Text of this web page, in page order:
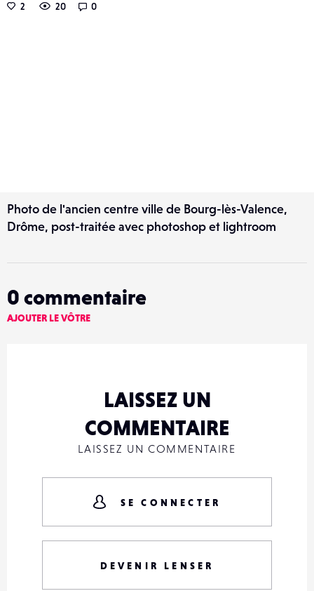
2 20 0
Photo de l'ancien centre ville de Bourg-lès-Valence,
Drôme, post-traitée avec photoshop et lightroom
0 commentaire
AJOUTER LE VÔTRE
LAISSEZ UN
COMMENTAIRE
LAISSEZ UN COMMENTAIRE
SE CONNECTER
DEVENIR LENSER